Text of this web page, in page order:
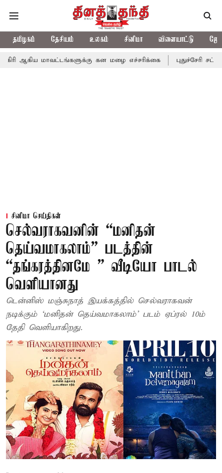
தமிழகம் தேசியம் உலகம் சினிமா விளையாட்டு
கன மழை எச்சரிக்கை புதுச்சேரி சட்டசபையில்
சினிமா செய்திகள்
செல்வராகவனின் “மனிதன்
தெய்வமாகலாம்” படத்தின்
“தங்கரத்தினமே ” வீடியோ பாடல்
வெளியானது
டென்னிஸ் மஞ்சுநாத் இயக்கத்தில் செல்வராகவன்
நடிக்கும் ‘மனிதன் தெய்வமாகலாம்’ படம் ஏப்ரல் 10ம்
தேதி வெளியாகிறது.